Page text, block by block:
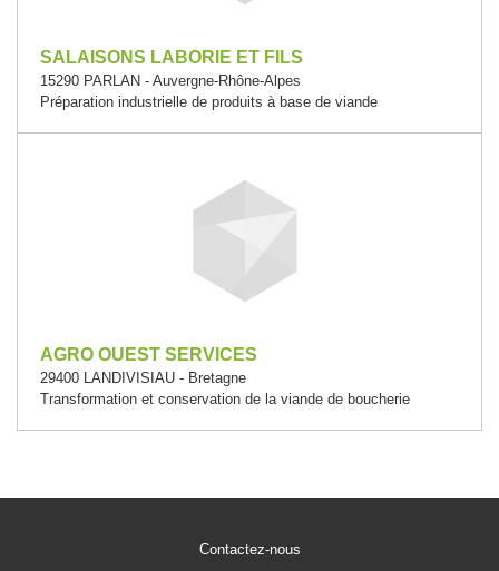
SALAISONS LABORIE ET FILS
15290 PARLAN - Auvergne-Rhône-Alpes
Préparation industrielle de produits à base de viande
AGRO OUEST SERVICES
29400 LANDIVISIAU - Bretagne
Transformation et conservation de la viande de boucherie
Contactez-nous